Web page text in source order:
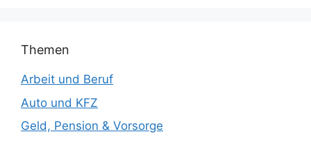
Themen
Arbeit und Beruf
Auto und KFZ
Geld, Pension & Vorsorge